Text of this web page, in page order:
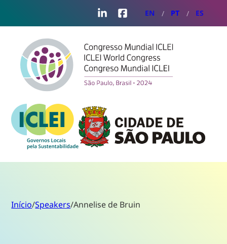
LinkedInFacebook
EN PT ES
Início/Speakers/Annelise de Bruin